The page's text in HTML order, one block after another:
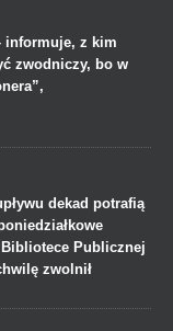
informuje, z kim
zwodniczy, bo w
dekad potrafią
Publicznej
zwolnił